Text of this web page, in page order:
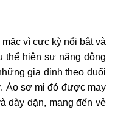
vì cực kỳ nổi bật và
thể hiện sự năng động
gia đình theo đuổi
Áo sơ mi đỏ được may
dày dặn, mang đến vẻ